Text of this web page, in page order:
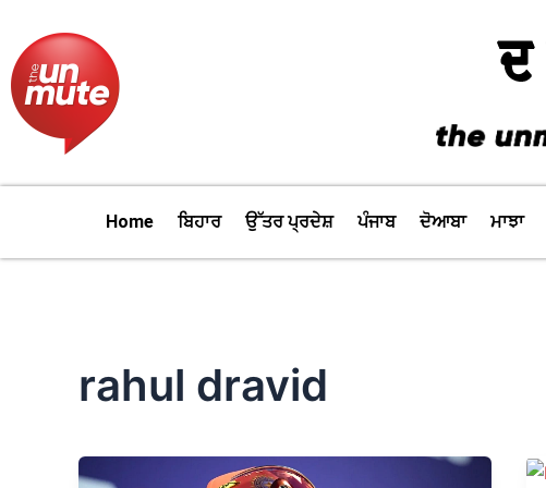
content
Home ਬਿਹਾਰ ਉੱਤਰ ਪ੍ਰਦੇਸ਼ ਪੰਜਾਬ ਦੋਆਬਾ ਮਾਝਾ
rahul dravid